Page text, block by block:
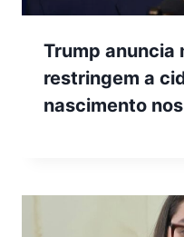
Trump anuncia
restringem a
nascimento